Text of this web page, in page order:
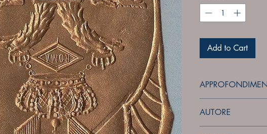
Add to Cart
AUTORE